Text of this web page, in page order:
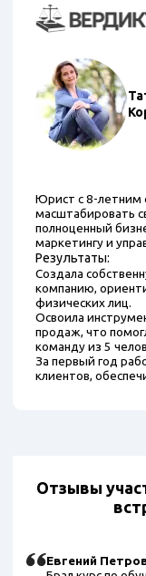
Юрист с 8-летним
масштабировать
полноценный
маркетингу и
Результаты:
Создала
компанию,
физических лиц.
Освоила
продаж, что
команду из 5
За первый год
клиентов,
Отзывы
Евгений